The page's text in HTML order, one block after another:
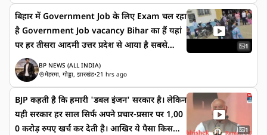
बिहार में Government Job के लिए Exam चल रहा
है Government Job vacancy Bihar का हैं यहां
पर हर तीसरा आदमी उत्तर प्रदेश से आया है सबसे
ज्यादा लड़कियां हैं ! उत्तर प्रदेश के कोने-कोने से युवा
बिहार की सरकार नौकरियाँ का Exam देने आते हैं ,,
बिहार दरोगा-बिहार सरकारी शिक्षक- चपरासी होम गार्ड-
बिहार पुलिस -बिहार सचिवालय- बीपीएससी कोई भी
वैकेंसी नहीं छोड़ते हैं
1
BP NEWS (ALL INDIA)
मेहरमा, गोड्डा, झारखंड•21 hrs ago
BJP कहती है कि हमारी 'डबल इंजन' सरकार है। लेकिन
यही सरकार हर साल सिर्फ अपने प्रचार-प्रसार पर 1,00
0 करोड़ रुपए खर्च कर देती है। आखिर ये पैसा किसका
1